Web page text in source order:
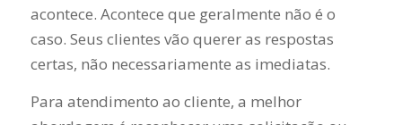
acontece. Acontece que geralmente não é o
caso. Seus clientes vão querer as respostas
certas, não necessariamente as imediatas.
Para atendimento ao cliente, a melhor